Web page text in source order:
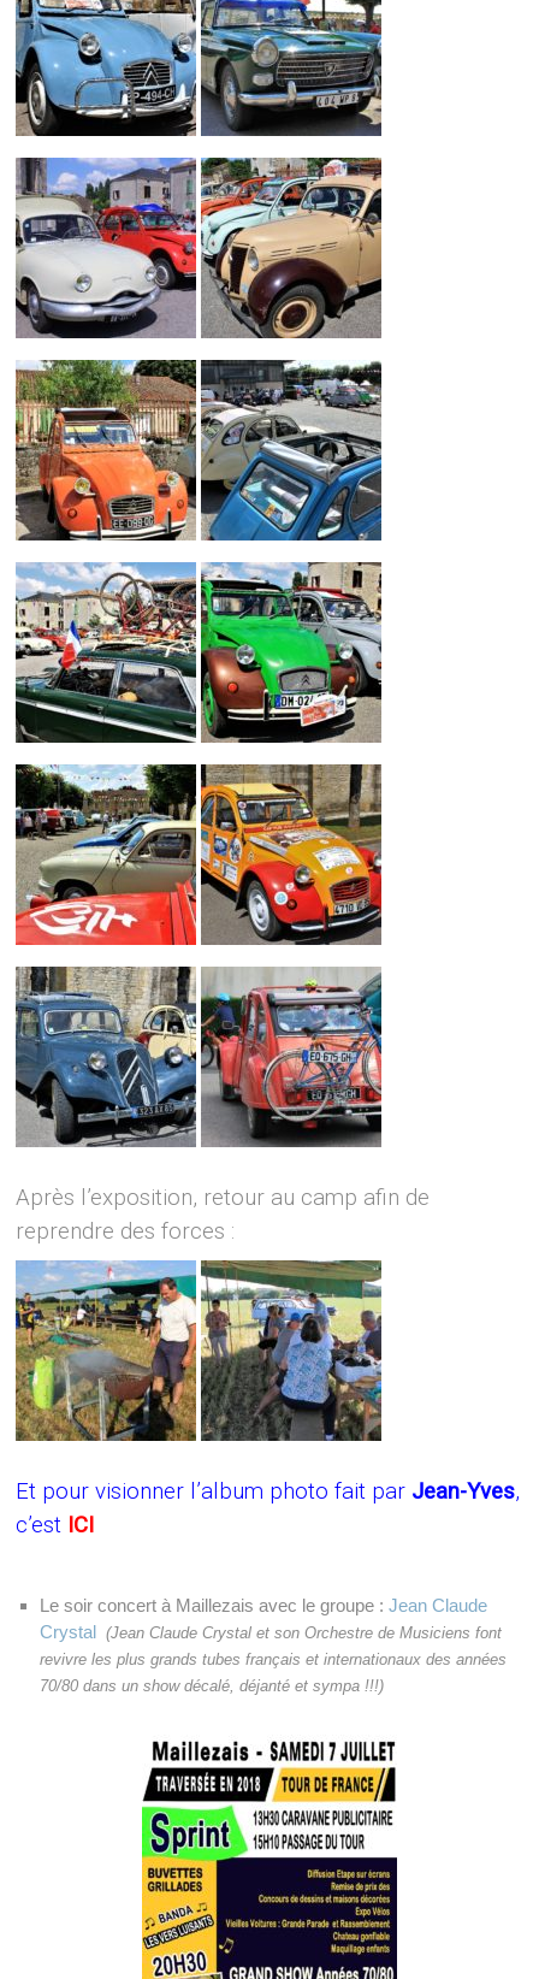
Après l’exposition, retour au camp afin de
reprendre des forces :
Et pour visionner l’album photo fait par Jean-Yves,
c’est ICI
Le soir concert à Maillezais avec le groupe :Jean Claude
Crystal (Jean Claude Crystal et son Orchestre de Musiciens font
revivre les plus grands tubes français et internationaux des années
70/80 dans un show décalé, déjanté et sympa !!!)